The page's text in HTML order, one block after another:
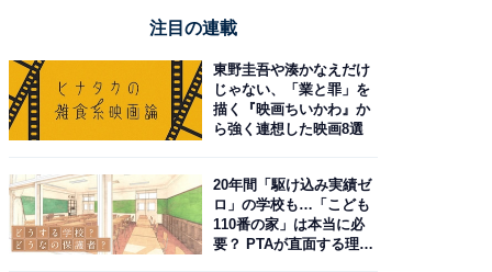
注目の連載
東野圭吾や湊かなえだけ
じゃない、「業と罪」を
描く『映画ちいかわ』か
ら強く連想した映画8選
20年間「駆け込み実績ゼ
ロ」の学校も…「こども
110番の家」は本当に必
要？ PTAが直面する理想